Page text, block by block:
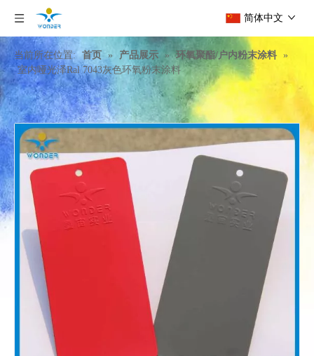
简体中文
当前所在位置: 首页 » 产品展示 » 环氧聚酯/户内粉末涂料 »
室内哑光泽Ral 7043灰色环氧粉末涂料